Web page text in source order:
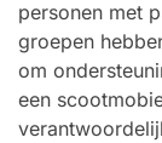
personen met
groepen
om
een